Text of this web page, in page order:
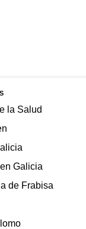
la Salud
Galicia
de Frabisa